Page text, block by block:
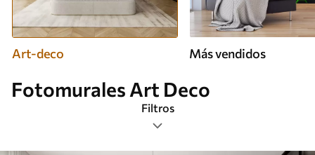
Art-deco Más vendidos
Fotomurales Art Deco
Filtros
Etiquetas